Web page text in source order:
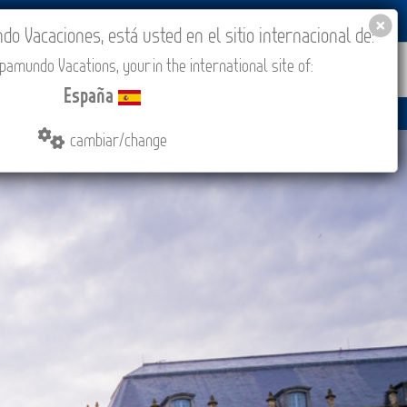
COMPRAR CONTACTO MÁS
Vacaciones, está usted en el sitio internacional de:
Vacations, your in the international site of:
España
cambiar/change